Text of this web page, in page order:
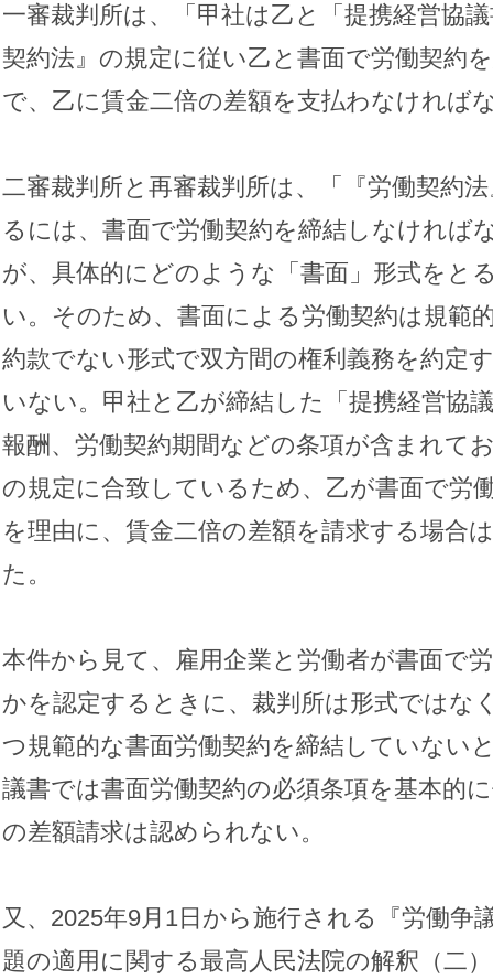
一審裁判所は、「甲社は乙と「提携経営協
契約法』の規定に従い乙と書面で労働契約
で、乙に賃金二倍の差額を支払わなければ
二審裁判所と再審裁判所は、「『労働契約
るには、書面で労働契約を締結しなければ
が、具体的にどのような「書面」形式をと
い。そのため、書面による労働契約は規範
約款でない形式で双方間の権利義務を約定
いない。甲社と乙が締結した「提携経営協
報酬、労働契約期間などの条項が含まれて
の規定に合致しているため、乙が書面で労
を理由に、賃金二倍の差額を請求する場合
た。
本件から見て、雇用企業と労働者が書面で
かを認定するときに、裁判所は形式ではな
つ規範的な書面労働契約を締結していない
議書では書面労働契約の必須条項を基本的
の差額請求は認められない。
又、2025年9月1日から施行される『労働争
題の適用に関する最高人民法院の解釈（二